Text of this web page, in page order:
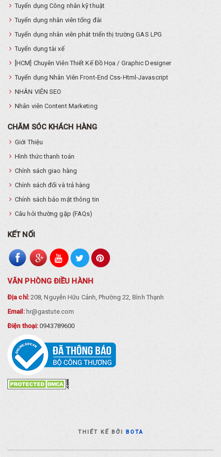
Tuyển dụng Công nhân kỹ thuật
Tuyển dụng nhân viên tổng đài
Tuyển dụng nhân viên phát triển thị trường GAS LPG
Tuyển dụng tài xế
[HCM] Chuyên Viên Thiết Kế Đồ Họa / Graphic Designer
Tuyển dụng Nhân Viên Front-End Css-Html-Javascript
NHÂN VIÊN SEO
Nhân viên Content Marketing
CHĂM SÓC KHÁCH HÀNG
Giới Thiệu
Hình thức thanh toán
Chính sách giao hàng
Chính sách đổi và trả hàng
Chính sách bảo mật thông tin
Câu hỏi thường gặp (FAQs)
KẾT NỐI
VĂN PHÒNG ĐIỀU HÀNH
Địa chỉ:208, Nguyễn Hữu Cảnh, Phường 22, Bình Thạnh
Email:hr@gastute.com
Điện thoại:0943789600
THIẾT KẾ BỞIBOTA